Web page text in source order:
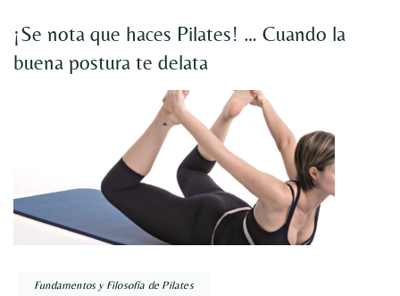
¡Se nota que haces Pilates! … Cuando la
buena postura te delata
Fundamentos y Filosofía de Pilates